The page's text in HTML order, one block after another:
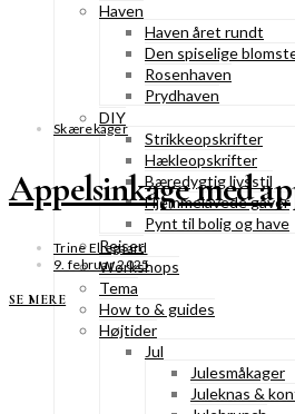
Haven
Haven året rundt
Den spiselige
Rosenhaven
Prydhaven
DIY
Strikkeopskrifter
Hækleopskrifter
Bæredygtig livsstil
Hjemmelavede gaver
Pynt til bolig og have
Rejser
Workshops
Tema
How to & guides
Højtider
Jul
Julesmåkager
Juleknas &
Skærekager
Appelsinkage med
Trine Ellegaard
9. februar 2025
SE MERE